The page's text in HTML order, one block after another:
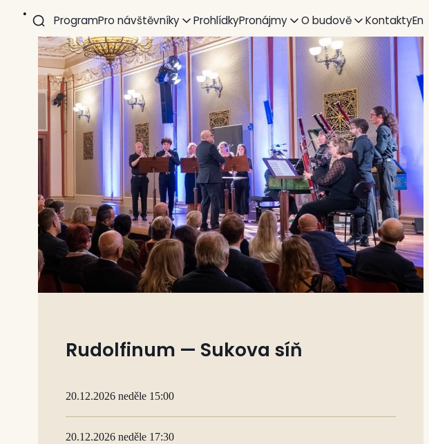
ProgramPro návštěvníky ProhlídkyPronájmy O budově KontaktyEn
Rudolfinum — Sukova síň
20.12.2026 neděle 15:00
20.12.2026 neděle 17:30